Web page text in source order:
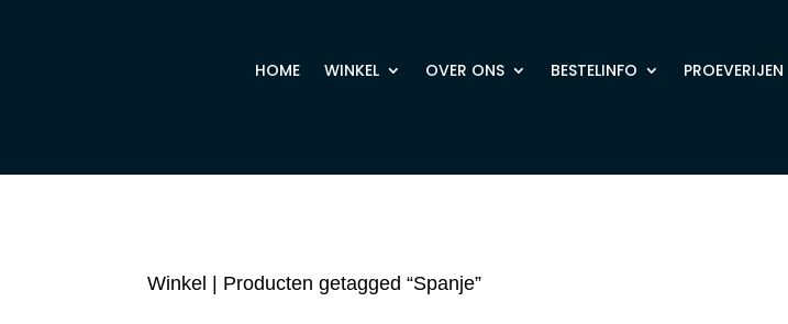
HOME WINKEL OVER ONS BESTELINFO PROEVERIJEN
Winkel | Producten getagged “Spanje”